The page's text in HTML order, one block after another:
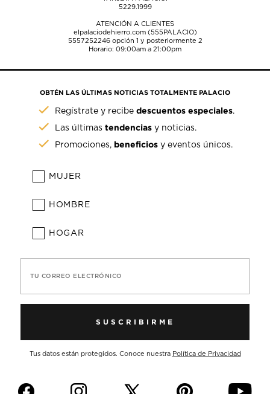
5229.1999
ATENCIÓN A CLIENTES
elpalaciodehierro.com (555PALACIO)
5557252246opción 1 y posteriormente 2
Horario: 09:00am a 21:00pm
OBTÉN LAS ÚLTIMAS NOTICIAS TOTALMENTE PALACIO
Regístrate y recibedescuentos especiales.
Las últimastendencias y noticias.
Promociones, beneficios y eventos únicos.
MUJER
HOMBRE
HOGAR
TU CORREO ELECTRÓNICO
SUSCRIBIRME
Tus datos están protegidos. Conoce nuestra Política de Privacidad